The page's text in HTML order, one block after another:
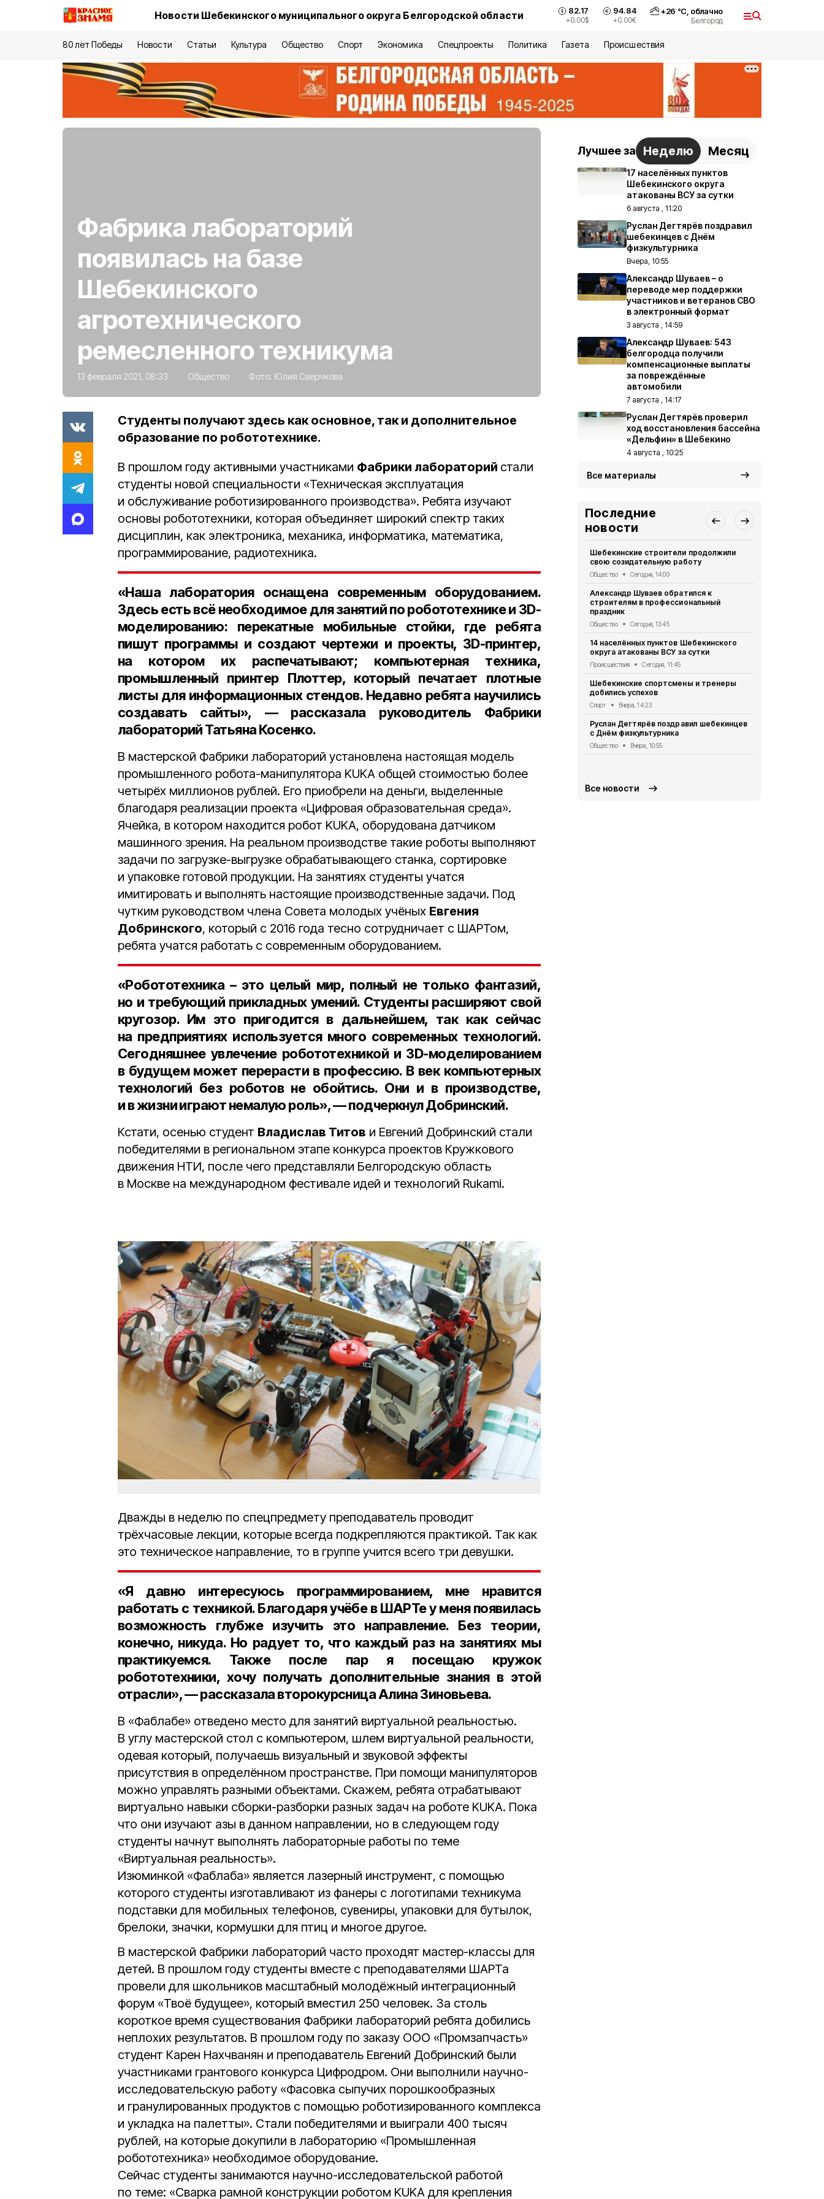
Новости Шебекинского муниципального округа Белгородской области 82.17
+0.00$
94.84
+0.00€
+26 °С, облачно
Белгород
80 лет Победы Новости Статьи Культура Общество Спорт Экономика Спецпроекты Политика Газета Происшествия
Фабрика лабораторий
появилась на базе
Шебекинского
агротехнического
ремесленного техникума
13 февраля 2021, 08:33 Общество Фото: Юлия Сверчкова
Студенты получают здесь как основное, так и дополнительное
образование по робототехнике.
В прошлом году активными участниками Фабрики лабораторий стали
студенты новой специальности «Техническая эксплуатация
и обслуживание роботизированного производства». Ребята изучают
основы робототехники, которая объединяет широкий спектр таких
дисциплин, как электроника, механика, информатика, математика,
программирование, радиотехника.
«Наша лаборатория оснащена современным оборудованием.
Здесь есть всё необходимое для занятий по робототехнике и 3D-
моделированию: перекатные мобильные стойки, где ребята
пишут программы и создают чертежи и проекты, 3D-принтер,
на котором их распечатывают; компьютерная техника,
промышленный принтер Плоттер, который печатает плотные
листы для информационных стендов. Недавно ребята научились
создавать сайты», — рассказала руководитель Фабрики
лабораторий Татьяна Косенко.
В мастерской Фабрики лабораторий установлена настоящая модель
промышленного робота-манипулятора KUKA общей стоимостью более
четырёх миллионов рублей. Его приобрели на деньги, выделенные
благодаря реализации проекта «Цифровая образовательная среда».
Ячейка, в котором находится робот KUKA, оборудована датчиком
машинного зрения. На реальном производстве такие роботы выполняют
задачи по загрузке-выгрузке обрабатывающего станка, сортировке
и упаковке готовой продукции. На занятиях студенты учатся
имитировать и выполнять настоящие производственные задачи. Под
чутким руководством члена Совета молодых учёных Евгения
Добринского, который с 2016 года тесно сотрудничает с ШАРТом,
ребята учатся работать с современным оборудованием.
«Робототехника – это целый мир, полный не только фантазий,
но и требующий прикладных умений. Студенты расширяют свой
кругозор. Им это пригодится в дальнейшем, так как сейчас
на предприятиях используется много современных технологий.
Сегодняшнее увлечение робототехникой и 3D-моделированием
в будущем может перерасти в профессию. В век компьютерных
технологий без роботов не обойтись. Они и в производстве,
и в жизни играют немалую роль», — подчеркнул Добринский.
Кстати, осенью студент Владислав Титов и Евгений Добринский стали
победителями в региональном этапе конкурса проектов Кружкового
движения НТИ, после чего представляли Белгородскую область
в Москве на международном фестивале идей и технологий Rukami.
Дважды в неделю по спецпредмету преподаватель проводит
трёхчасовые лекции, которые всегда подкрепляются практикой. Так как
это техническое направление, то в группе учится всего три девушки.
«Я давно интересуюсь программированием, мне нравится
работать с техникой. Благодаря учёбе в ШАРТе у меня появилась
возможность глубже изучить это направление. Без теории,
конечно, никуда. Но радует то, что каждый раз на занятиях мы
практикуемся. Также после пар я посещаю кружок
робототехники, хочу получать дополнительные знания в этой
отрасли», — рассказала второкурсницаАлина Зиновьева.
В «Фаблабе» отведено место для занятий виртуальной реальностью.
В углу мастерской стол с компьютером, шлем виртуальной реальности,
одевая который, получаешь визуальный и звуковой эффекты
присутствия в определённом пространстве. При помощи манипуляторов
можно управлять разными объектами. Скажем, ребята отрабатывают
виртуально навыки сборки-разборки разных задач на роботе KUKA. Пока
что они изучают азы в данном направлении, но в следующем году
студенты начнут выполнять лабораторные работы по теме
«Виртуальная реальность».
Изюминкой «Фаблаба» является лазерный инструмент, с помощью
которого студенты изготавливают из фанеры с логотипами техникума
подставки для мобильных телефонов, сувениры, упаковки для бутылок,
брелоки, значки, кормушки для птиц и многое другое.
В мастерской Фабрики лабораторий часто проходят мастер-классы для
детей. В прошлом году студенты вместе с преподавателями ШАРТа
провели для школьников масштабный молодёжный интеграционный
форум «Твоё будущее», который вместил 250 человек. За столь
короткое время существования Фабрики лабораторий ребята добились
неплохих результатов. В прошлом году по заказу ООО «Промзапчасть»
студент Карен Нахчванян и преподаватель Евгений Добринский были
участниками грантового конкурса Цифродром. Они выполнили научно-
исследовательскую работу «Фасовка сыпучих порошкообразных
и гранулированных продуктов с помощью роботизированного комплекса
и укладка на палетты». Стали победителями и выиграли 400 тысяч
рублей, на которые докупили в лабораторию «Промышленная
робототехника» необходимое оборудование.
Сейчас студенты занимаются научно-исследовательской работой
по теме: «Сварка рамной конструкции роботом KUKA для крепления
Лучшее за Неделю Месяц
17 населённых пунктов
Шебекинского округа
атакованы ВСУ за сутки
6 августа , 11:20
Руслан Дегтярёв поздравил
шебекинцев с Днём
физкультурника
Вчера, 10:55
Александр Шуваев – о
переводе мер поддержки
участников и ветеранов СВО
в электронный формат
3 августа , 14:59
Александр Шуваев: 543
белгородца получили
компенсационные выплаты
за повреждённые
автомобили
7 августа , 14:17
Руслан Дегтярёв проверил
ход восстановления бассейна
«Дельфин» в Шебекино
4 августа , 10:25
Все материалы
Последние
новости
Шебекинские строители продолжили
свою созидательную работу
Общество Сегодня, 14:00
Александр Шуваев обратился к
строителям в профессиональный
праздник
Общество Сегодня, 13:45
14 населённых пунктов Шебекинского
округа атакованы ВСУ за сутки
Происшествия Сегодня, 11:45
Шебекинские спортсмены и тренеры
добились успехов
Спорт Вчера, 14:23
Руслан Дегтярёв поздравил шебекинцев
с Днём физкультурника
Общество Вчера, 10:55
Все новости